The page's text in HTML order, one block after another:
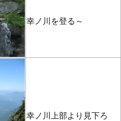
幸ノ川を登る～
幸ノ川上部より見下ろ